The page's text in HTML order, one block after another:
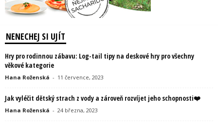
NENECHEJ SI UJÍT
Hry pro rodinnou zábavu: Log-tail tipy na deskové hry pro všechny
věkové kategorie
Hana Roženská - 11 července, 2023
Jak vyléčit dětský strach z vody a zároveň rozvíjet jeho schopnosti❤️
Hana Roženská - 24 března, 2023